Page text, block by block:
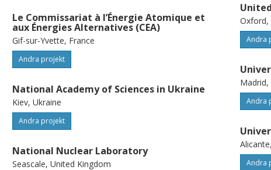
Le Commissariat à l’Énergie Atomique et
aux Énergies Alternatives (CEA)
Gif-sur-Yvette, France
Andra projekt
National Academy of Sciences in Ukraine
Kiev, Ukraine
Andra projekt
National Nuclear Laboratory
Seascale, United Kingdom
Oxford,
Andra
Madrid,
Andra
Andra